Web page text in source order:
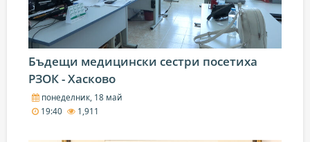
Бъдещи медицински сестри посетиха
РЗОК - Хасково
понеделник, 18 май
19:40
1,911